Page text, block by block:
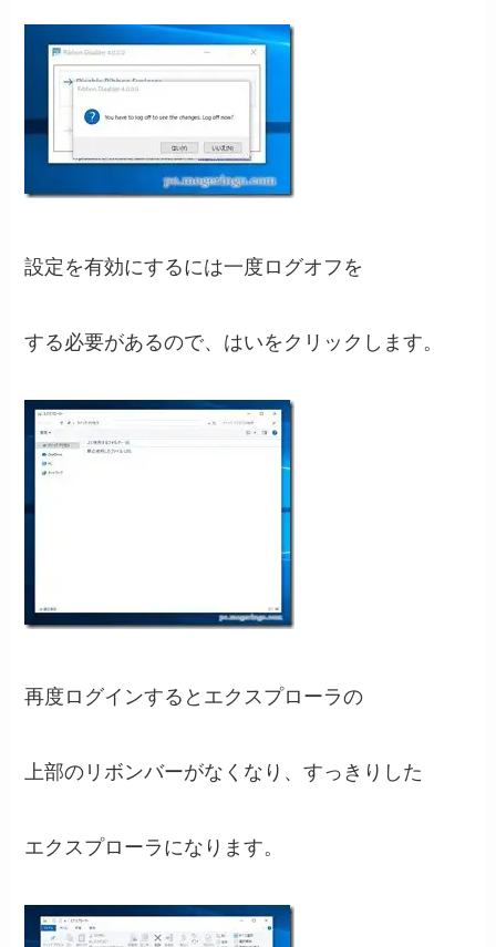
設定を有効にするには一度ログオフを
する必要があるので、はいをクリックします。
再度ログインするとエクスプローラの
上部のリボンバーがなくなり、すっきりした
エクスプローラになります。